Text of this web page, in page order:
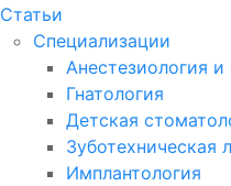
Статьи
Специализации
Анестезиология
Гнатология
Детская
Зуботехническая
Имплантология